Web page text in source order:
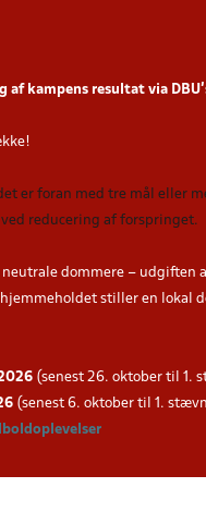
kampens resultat via
er foran med tre mål eller
reducering af forspringet.
dommere – udgiften
stiller en lokal
6 (senest 26. oktober til 1.
6 (senest 6. oktober til 1.